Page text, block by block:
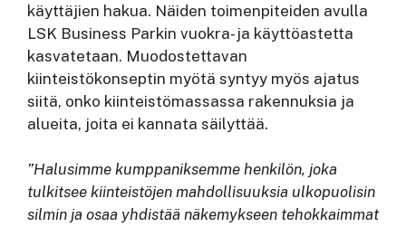
käyttäjien hakua. Näiden toimenpiteiden avulla
LSK Business Parkin vuokra- ja käyttöastetta
kasvatetaan. Muodostettavan
kiinteistökonseptin myötä syntyy myös ajatus
siitä, onko kiinteistömassassa rakennuksia ja
alueita, joita ei kannata säilyttää.
”Halusimme kumppaniksemme henkilön, joka
tulkitsee kiinteistöjen mahdollisuuksia ulkopuolisin
silmin ja osaa yhdistää näkemykseen tehokkaimmat